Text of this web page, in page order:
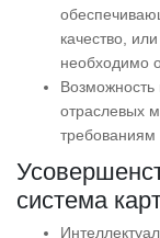
качество,
необходимо
Возможность
отраслевых
требованиям
система